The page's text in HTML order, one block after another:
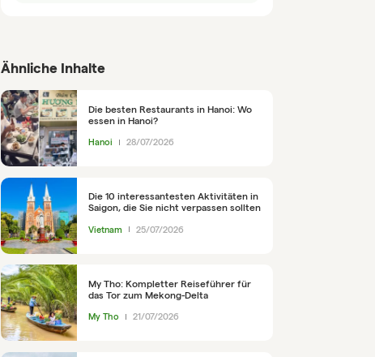
Ähnliche Inhalte
Die besten Restaurants in Hanoi: Wo
essen in Hanoi?
Hanoi 28/07/2026
Die 10 interessantesten Aktivitäten in
Saigon, die Sie nicht verpassen sollten
Vietnam 25/07/2026
My Tho: Kompletter Reiseführer für
das Tor zum Mekong-Delta
My Tho 21/07/2026